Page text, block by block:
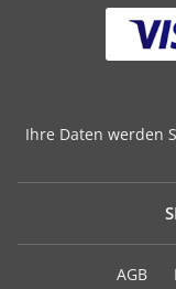
Ihre Daten werden
AGB